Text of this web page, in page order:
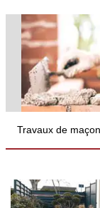
Travaux de